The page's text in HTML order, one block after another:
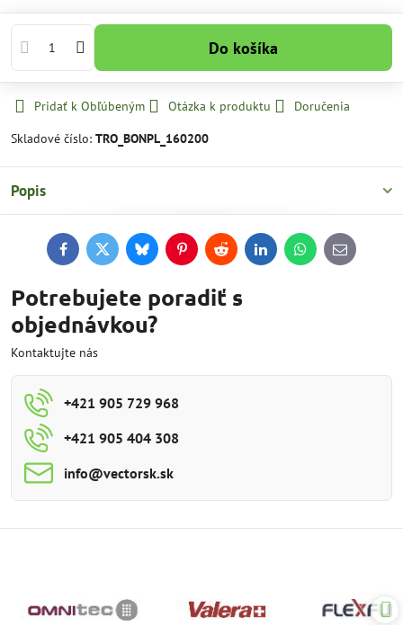
Do košíka
Pridať k Obľúbeným Otázka k produktu
Doručenia
Skladové číslo: TRO_BONPL_160200
Popis
FacebookTwitterBlueskyPinterestReddit LinkedInWhatsApp
E-
mail
Potrebujete poradiť s
objednávkou?
Kontaktujte nás
+421 905 729 968
+421 905 404 308
info​@vectorsk​.sk